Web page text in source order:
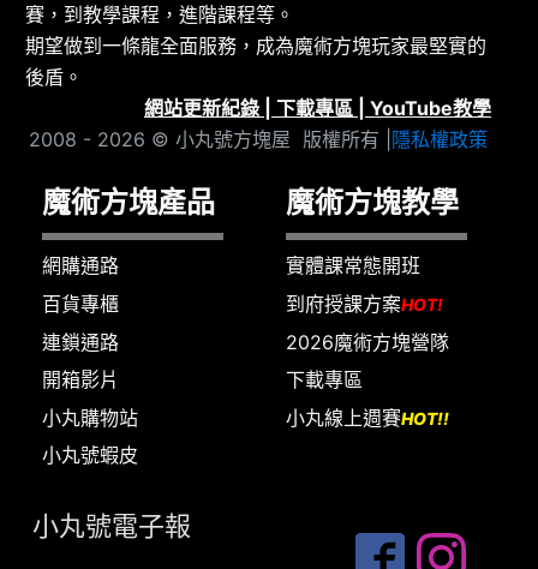
賽，到教學課程，進階課程等。
期望做到一條龍全面服務，成為魔術方塊玩家最堅實的
後盾。
網站更新紀錄
下載專區
YouTube教學
2008 - 2026 © 小丸號方塊屋 版權所有 | 隱私權政策
魔術方塊產品
網購通路
百貨專櫃
連鎖通路
開箱影片
小丸購物站
小丸號蝦皮
魔術方塊教學
實體課常態開班
到府授課方案HOT!
2026魔術方塊營隊
下載專區
小丸線上週賽HOT!!
小丸號電子報